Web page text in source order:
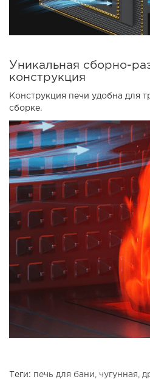
Уникальная сборно-
конструкция
Конструкция печи удобна для
сборке.
Теги: печь для бани чугунная